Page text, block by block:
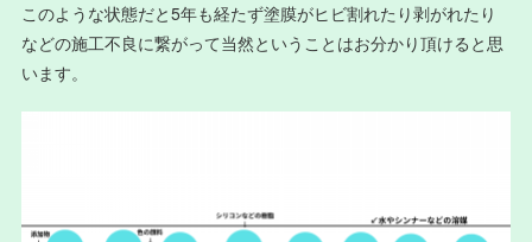
このような状態だと5年も経たず塗膜がヒビ割れたり剥がれたり
などの施工不良に繋がって当然ということはお分かり頂けると思
います。